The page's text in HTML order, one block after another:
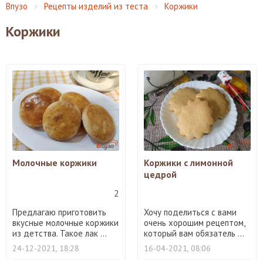
Впузо Рецепты изделий из теста Коржики
Коржики
Молочные коржики
2
Предлагаю приготовить
вкусные молочные коржики
из детства. Такое лак ...
24-12-2021, 18:28
Коржики с лимонной
цедрой
Хочу поделиться с вами
очень хорошим рецептом,
который вам обязатель ...
16-04-2021, 08:06